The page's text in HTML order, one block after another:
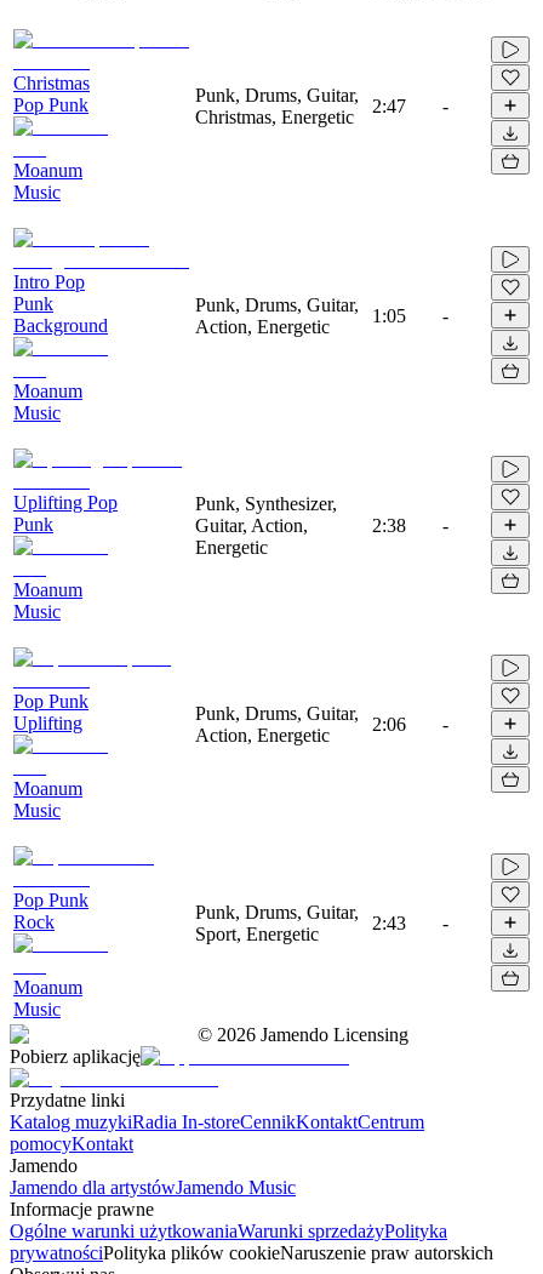
Christmas
Pop Punk
Moanum
Music
Punk, Drums, Guitar,
Christmas, Energetic
2:47 -
Intro Pop
Punk
Background
Moanum
Music
Punk, Drums, Guitar,
Action, Energetic
1:05 -
Uplifting Pop
Punk
Moanum
Music
Punk, Synthesizer,
Guitar, Action,
Energetic
2:38 -
Pop Punk
Uplifting
Moanum
Music
Punk, Drums, Guitar,
Action, Energetic
2:06 -
Pop Punk
Rock
Moanum
Music
Punk, Drums, Guitar,
Sport, Energetic
2:43 -
© 2026 Jamendo Licensing
Pobierz aplikację
Przydatne linki
Katalog muzykiRadia In-storeCennikKontaktCentrum
pomocyKontakt
Jamendo
Jamendo dla artystówJamendo Music
Informacje prawne
Ogólne warunki użytkowaniaWarunki sprzedażyPolityka
prywatnościPolityka plików cookieNaruszenie praw autorskich